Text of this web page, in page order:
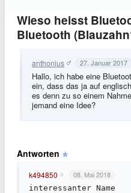
Wieso heisst
Bluetooth
anthonius 27. Januar 2017
Hallo, ich habe eine
ein, dass das ja auf
es denn zu so einem
jemand eine Idee?
Antworten
k494850 08. Mai 2018
interessanter Name